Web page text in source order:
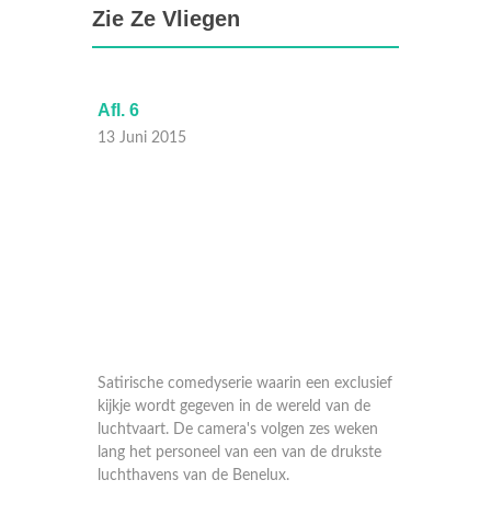
Zie Ze Vliegen
Afl. 6
13 Juni 2015
Satirische comedyserie waarin een exclusief
kijkje wordt gegeven in de wereld van de
luchtvaart. De camera's volgen zes weken
lang het personeel van een van de drukste
luchthavens van de Benelux.